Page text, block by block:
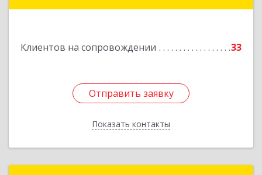
Клиентов на сопровождении 33
Отправить заявку
Показать контакты
Подробнее
Отправить заявку
Назад